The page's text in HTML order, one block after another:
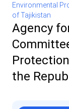
Environmental
of Tajikistan
Agency
the